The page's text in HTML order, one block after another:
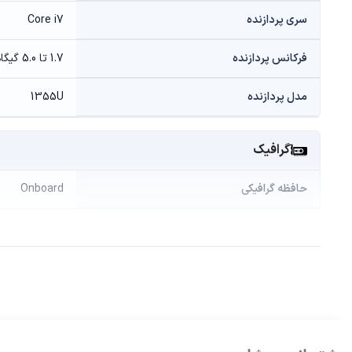
سری پردازنده Core i7
فرکانس پردازنده 1.7 تا 5.0 گیگاهرتز
مدل پردازنده 1355U
گرافیک
حافظه گرافیکی Onboard